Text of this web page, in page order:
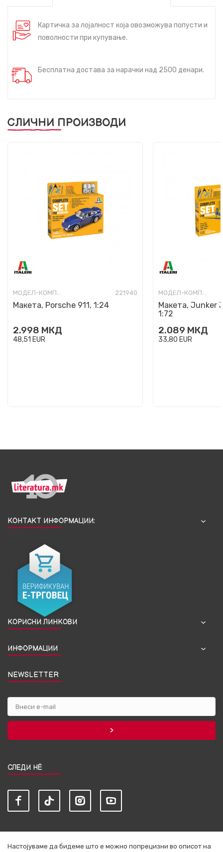
Картичка за лојалност која овозможува попусти и
поволности при купување.
Бесплатна достава за нарачки над 2500 денари.
СЛИЧНИ ПРОИЗВОДИ
МОДЕЛ-КОМПЛЕТ 221940
Макета, Porsche 911, 1:24
2.998 МКД
48,51 EUR
МОДЕЛ-КОМПЛЕТ
Макета, Junker
1:72
2.089 МКД
33,80 EUR
КОНТАКТ ИНФОРМАЦИИ:
КОРИСНИ ЛИНКОВИ
ИНФОРМАЦИИ
NEWSLETTER
СЛЕДИ НЀ
Настојуваме да бидеме што е можно попрецизни во описот на